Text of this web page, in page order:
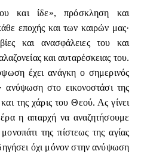
και ίδε», πρόσκληση και
εποχής και των καιρών μας·
και ανασφάλειες του και
και αυταρέσκειας του.
έχει ανάγκη ο σημερινός
ανύψωση στο εικονοστάσι της
της χάρις του Θεού. Ας γίνει
η απαρχή να αναζητήσουμε
της πίστεως της αγίας
όχι μόνον στην ανύψωση